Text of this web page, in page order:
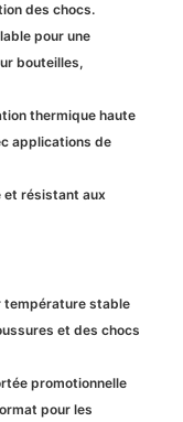
des chocs.
pour une
bouteilles,
thermique haute
applications de
et résistant aux
température stable
et des chocs
promotionnelle
pour les